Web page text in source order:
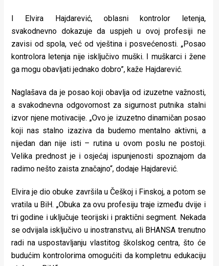
I Elvira Hajdarević, oblasni kontrolor letenja,
svakodnevno dokazuje da uspjeh u ovoj profesiji ne
zavisi od spola, već od vještina i posvećenosti. „Posao
kontrolora letenja nije isključivo muški. I muškarci i žene
ga mogu obavljati jednako dobro”, kaže Hajdarević.
Naglašava da je posao koji obavlja od izuzetne važnosti,
a svakodnevna odgovornost za sigurnost putnika stalni
izvor njene motivacije. „Ovo je izuzetno dinamičan posao
koji nas stalno izaziva da budemo mentalno aktivni, a
nijedan dan nije isti – rutina u ovom poslu ne postoji.
Velika prednost je i osjećaj ispunjenosti spoznajom da
radimo nešto zaista značajno“, dodaje Hajdarević.
Elvira je dio obuke završila u Češkoj i Finskoj, a potom se
vratila u BiH. „Obuka za ovu profesiju traje između dvije i
tri godine i uključuje teorijski i praktični segment. Nekada
se odvijala isključivo u inostranstvu, ali BHANSA trenutno
radi na uspostavljanju vlastitog školskog centra, što će
budućim kontrolorima omogućiti da kompletnu edukaciju